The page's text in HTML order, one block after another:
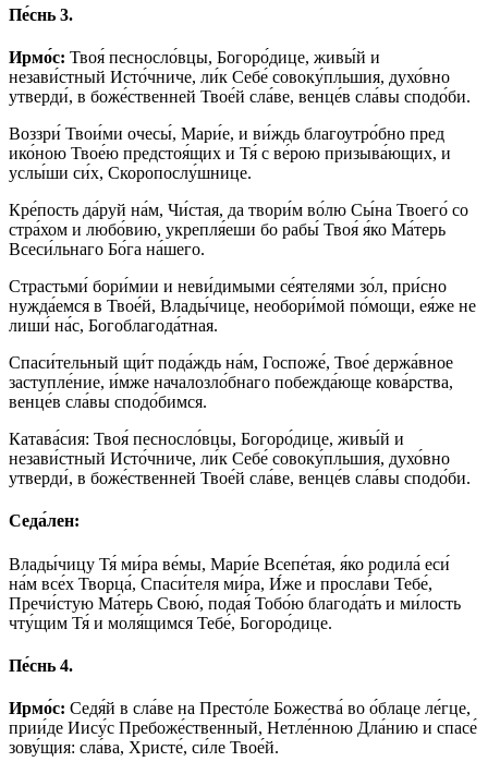
Пе́снь 3.
Ирмо́с: Твоя́ песносло́вцы, Богоро́дице, живы́й и
незави́стный Исто́чниче, ли́к Себе́ совоку́пльшия, духо́вно
утверди́, в боже́ственней Твое́й сла́ве, венце́в сла́вы сподо́би.
Воззри́ Твои́ми очесы́, Мари́е, и ви́ждь благоутро́бно пред
ико́ною Твое́ю предстоя́щих и Тя́ с ве́рою призыва́ющих, и
услы́ши си́х, Скоропослу́шнице.
Кре́пость да́руй на́м, Чи́стая, да твори́м во́лю Сы́на Твоего́ со
стра́хом и любо́вию, укрепля́еши бо рабы́ Твоя́ я́ко Ма́терь
Всеси́льнаго Бо́га на́шего.
Страстьми́ бори́мии и неви́димыми се́ятелями зо́л, при́сно
нужда́емся в Твое́й, Влады́чице, необори́мой по́мощи, ея́же не
лиши́ на́с, Богоблагода́тная.
Спаси́тельный щи́т пода́ждь на́м, Госпоже́, Твое́ держа́вное
заступле́ние, и́мже началозло́бнаго побежда́юще кова́рства,
венце́в сла́вы сподо́бимся.
Катава́сия: Твоя́ песносло́вцы, Богоро́дице, живы́й и
незави́стный Исто́чниче, ли́к Себе́ совоку́пльшия, духо́вно
утверди́, в боже́ственней Твое́й сла́ве, венце́в сла́вы сподо́би.
Седа́лен:
Влады́чицу Тя́ ми́ра ве́мы, Мари́е Всепе́тая, я́ко родила́ еси́
на́м все́х Творца́, Спаси́теля ми́ра, И́же и просла́ви Тебе́,
Пречи́стую Ма́терь Свою́, подая́ Тобо́ю благода́ть и ми́лость
чту́щим Тя́ и моля́щимся Тебе́, Богоро́дице.
Пе́снь 4.
Ирмо́с: Седя́й в сла́ве на Престо́ле Божества́ во о́блаце ле́гце,
прии́де Иису́с Пребоже́ственный, Нетле́нною Дла́нию и спасе́
зову́щия: сла́ва, Христе́, си́ле Твое́й.